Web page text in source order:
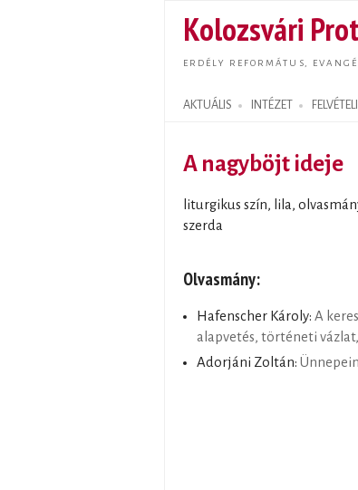
Kolozsvári
ERDÉLY REFORMÁTUS,
AKTUÁLIS INTÉZET FELVÉTELI
Search form
A nagyböjt ideje
liturgikus szín, lila,
szerda
Olvasmány:
Hafenscher Károly: A
alapvetés, történeti
Adorjáni Zoltán: